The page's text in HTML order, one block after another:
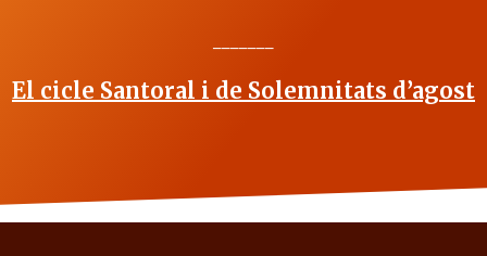
El cicle Santoral i de Solemnitats d’agost